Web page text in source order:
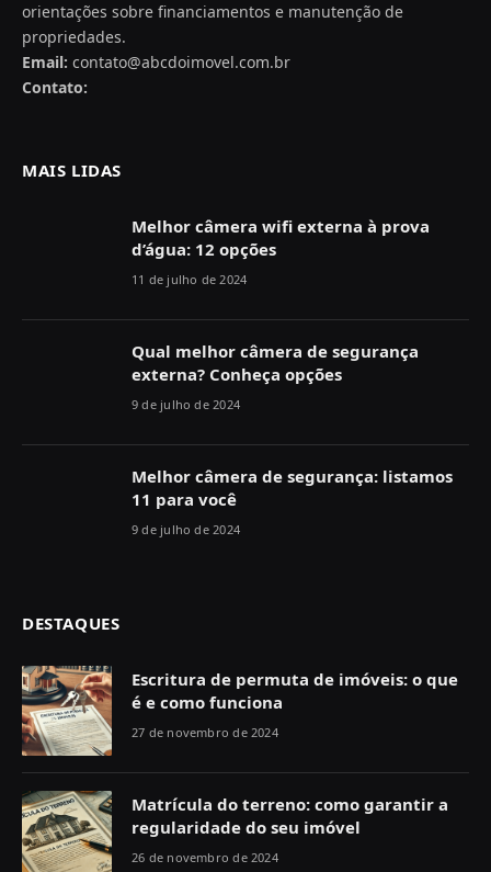
orientações sobre financiamentos e manutenção de
propriedades.
Email: contato@abcdoimovel.com.br
Contato:
MAIS LIDAS
Melhor câmera wifi externa à prova
d’água: 12 opções
11 de julho de 2024
Qual melhor câmera de segurança
externa? Conheça opções
9 de julho de 2024
Melhor câmera de segurança: listamos
11 para você
9 de julho de 2024
DESTAQUES
Escritura de permuta de imóveis: o que
é e como funciona
27 de novembro de 2024
Matrícula do terreno: como garantir a
regularidade do seu imóvel
26 de novembro de 2024